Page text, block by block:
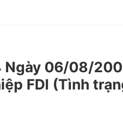
06/08/
FDI (Tình